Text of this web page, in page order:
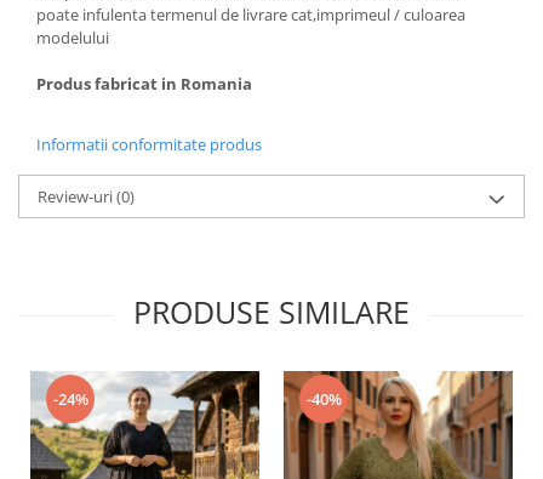
poate infulenta termenul de livrare cat,imprimeul / culoarea
modelului
Produs fabricat in Romania
Informatii conformitate produs
Review-uri(0)
PRODUSE SIMILARE
-24% -40%